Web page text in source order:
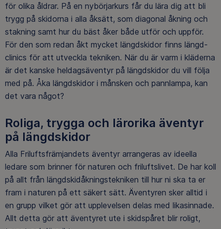
för olika åldrar. På en nybörjarkurs får du lära dig att bli
trygg på skidorna i alla åksätt, som diagonal åkning och
stakning samt hur du bäst åker både utför och uppför.
För den som redan åkt mycket längdskidor finns längd-
clinics för att utveckla tekniken. När du är varm i kläderna
är det kanske heldagsäventyr på längdskidor du vill följa
med på. Åka längdskidor i månsken och pannlampa, kan
det vara något?
Roliga, trygga och lärorika äventyr
på längdskidor
Alla Friluftsfrämjandets äventyr arrangeras av ideella
ledare som brinner för naturen och friluftslivet. De har koll
på allt från längdskidåkningstekniken till hur ni ska ta er
fram i naturen på ett säkert sätt. Äventyren sker alltid i
en grupp vilket gör att upplevelsen delas med likasinnade.
Allt detta gör att äventyret ute i skidspåret blir roligt,